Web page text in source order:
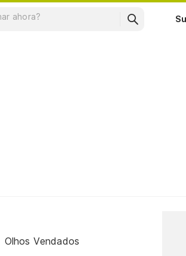
Olhos Vendados